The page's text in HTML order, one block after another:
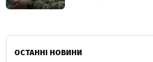
ОСТАННІ НОВИНИ